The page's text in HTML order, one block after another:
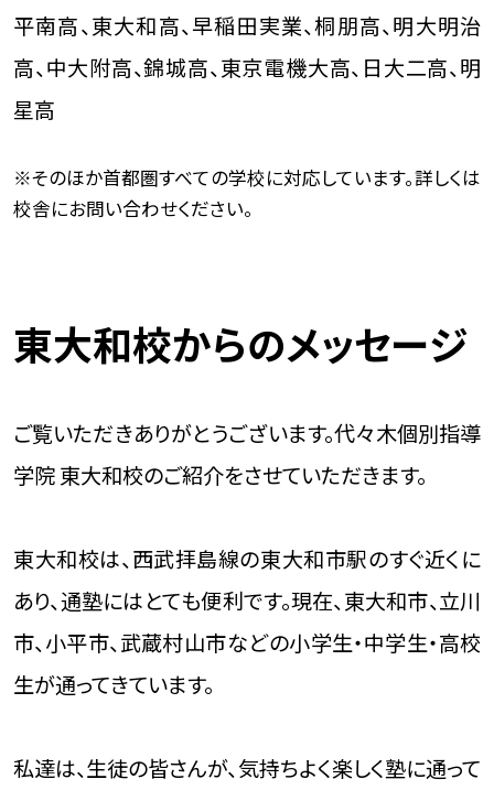
平南高、東大和高、早稲田実業、桐朋高、明大明治
高、中大附高、錦城高、東京電機大高、日大二高、明
星高
※そのほか首都圏すべての学校に対応しています。詳しくは
校舎にお問い合わせください。
東大和校からのメッセージ
ご覧いただきありがとうございます。代々木個別指導
学院 東大和校のご紹介をさせていただきます。
東大和校は、西武拝島線の東大和市駅のすぐ近くに
あり、通塾にはとても便利です。現在、東大和市、立川
市、小平市、武蔵村山市などの小学生・中学生・高校
生が通ってきています。
私達は、生徒の皆さんが、気持ちよく楽しく塾に通って